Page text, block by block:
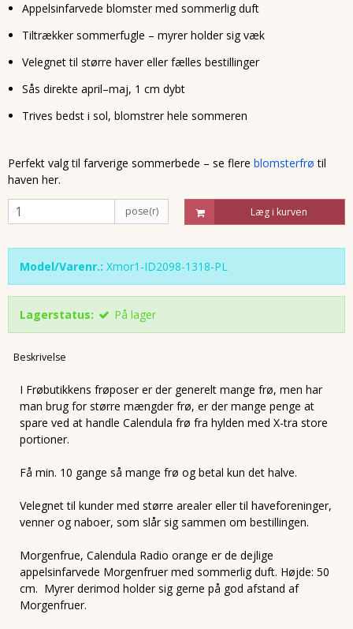
Appelsinfarvede blomster med sommerlig duft
Tiltrækker sommerfugle – myrer holder sig væk
Velegnet til større haver eller fælles bestillinger
Sås direkte april–maj, 1 cm dybt
Trives bedst i sol, blomstrer hele sommeren
Perfekt valg til farverige sommerbede – se flere blomsterfrø til
haven her.
pose(r) Læg i kurven
Model/Varenr.: Xmor1-ID2098-1318-PL
Lagerstatus: På lager
Beskrivelse
I Frøbutikkens frøposer er der generelt mange frø, men har
man brug for større mængder frø, er der mange penge at
spare ved at handle Calendula frø fra hylden med X-tra store
portioner.
Få min. 10 gange så mange frø og betal kun det halve.
Velegnet til kunder med større arealer eller til haveforeninger,
venner og naboer, som slår sig sammen om bestillingen.
Morgenfrue, Calendula Radio orange er de dejlige
appelsinfarvede Morgenfruer med sommerlig duft. Højde: 50
cm. Myrer derimod holder sig gerne på god afstand af
Morgenfruer.